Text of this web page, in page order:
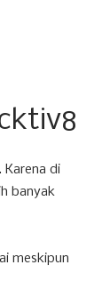
Karena di
banyak
meskipun